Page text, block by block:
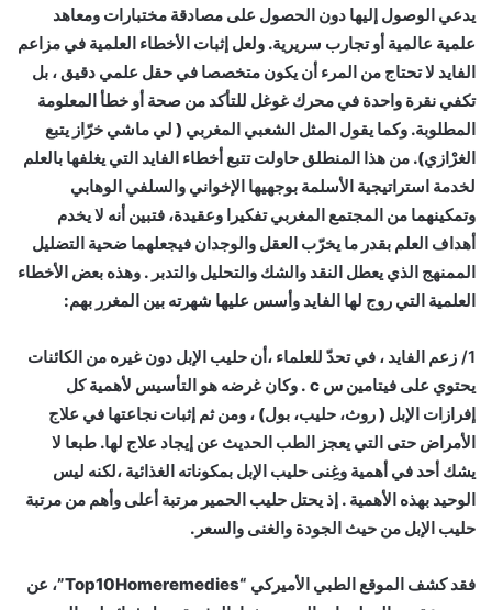
يدعي الوصول إليها دون الحصول على مصادقة مختبارات ومعاهد
علمية عالمية أو تجارب سريرية. ولعل إثبات الأخطاء العلمية في مزاعم
الفايد لا تحتاج من المرء أن يكون متخصصا في حقل علمي دقيق ، بل
تكفي نقرة واحدة في محرك غوغل للتأكد من صحة أو خطأ المعلومة
المطلوبة. وكما يقول المثل الشعبي المغربي ( لي ماشي خرّاز يتبع
الغرْازي). من هذا المنطلق حاولت تتبع أخطاء الفايد التي يغلفها بالعلم
لخدمة استراتيجية الأسلمة بوجهيها الإخواني والسلفي الوهابي
وتمكينهما من المجتمع المغربي تفكيرا وعقيدة، فتبين أنه لا يخدم
أهداف العلم بقدر ما يخرّب العقل والوجدان فيجعلهما ضحية التضليل
الممنهج الذي يعطل النقد والشك والتحليل والتدبر . وهذه بعض الأخطاء
العلمية التي روج لها الفايد وأسس عليها شهرته بين المغرر بهم:
1/ زعم الفايد ، في تحدّ للعلماء ،أن حليب الإبل دون غيره من الكائنات
يحتوي على فيتامين س c . وكان غرضه هو التأسيس لأهمية كل
إفرازات الإبل ( روث، حليب، بول) ، ومن ثم إثبات نجاعتها في علاج
الأمراض حتى التي يعجز الطب الحديث عن إيجاد علاج لها. طبعا لا
يشك أحد في أهمية وغِنى حليب الإبل بمكوناته الغذائية ،لكنه ليس
الوحيد بهذه الأهمية . إذ يحتل حليب الحمير مرتبة أعلى وأهم من مرتبة
حليب الإبل من حيث الجودة والغنى والسعر.
فقد كشف الموقع الطبي الأميركي “Top10Homeremedies”، عن